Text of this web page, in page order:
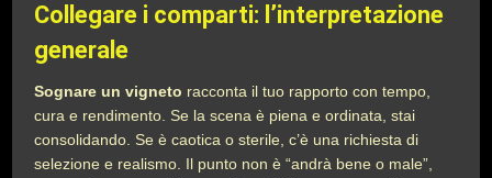
Collegare i comparti: l’interpretazione
generale
Sognare un vigneto racconta il tuo rapporto con tempo,
cura e rendimento. Se la scena è piena e ordinata, stai
consolidando. Se è caotica o sterile, c’è una richiesta di
selezione e realismo. Il punto non è “andrà bene o male”,